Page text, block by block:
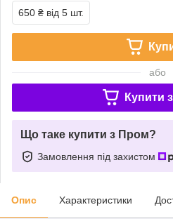
650 ₴ від 5 шт.
або
Купити з
Що таке купити з Пром?
Замовлення під захистом
Опис Характеристики